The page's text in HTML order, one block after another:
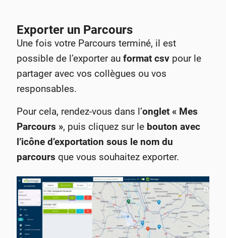
Exporter un Parcours
Une fois votre Parcours terminé, il est
possible de l’exporter auformat csv pour le
partager avec vos collègues ou vos
responsables.
Pour cela, rendez-vous dans l’onglet « Mes
Parcours », puis cliquez sur le bouton avec
l’icône d’exportation sous le nom du
parcours que vous souhaitez exporter.